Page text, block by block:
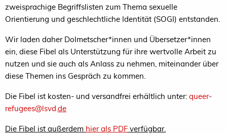
zweisprachige Begriffslisten zum Thema sexuelle
Orientierung und geschlechtliche Identität (SOGI) entstanden.
Wir laden daher Dolmetscher*innen und Übersetzer*innen
ein, diese Fibel als Unterstützung für ihre wertvolle Arbeit zu
nutzen und sie auch als Anlass zu nehmen, miteinander über
diese Themen ins Gespräch zu kommen.
Die Fibel ist kosten- und versandfrei erhältlich unter: queer-
refugees@lsvd. de
Die Fibel ist außerdem hier als PDF verfügbar.